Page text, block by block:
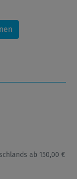
ab 150,00 €